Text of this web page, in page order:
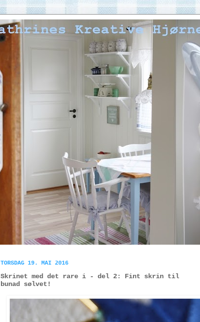
TORSDAG 19. MAI 2016
Skrinet med det rare i - del 2: Fint skrin til
bunad sølvet!